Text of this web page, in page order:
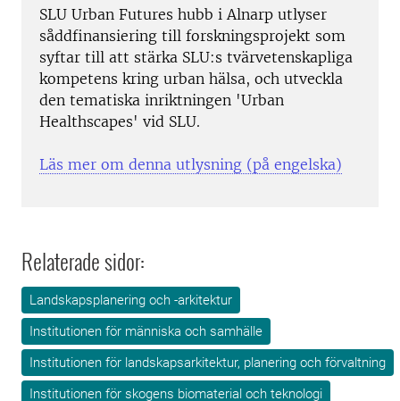
SLU Urban Futures hubb i Alnarp utlyser
såddfinansiering till forskningsprojekt som
syftar till att stärka SLU:s tvärvetenskapliga
kompetens kring urban hälsa, och utveckla
den tematiska inriktningen 'Urban
Healthscapes' vid SLU.
Läs mer om denna utlysning (på engelska)
Relaterade sidor:
Landskapsplanering och -arkitektur
Institutionen för människa och samhälle
Institutionen för landskapsarkitektur, planering och förvaltning
Institutionen för skogens biomaterial och teknologi